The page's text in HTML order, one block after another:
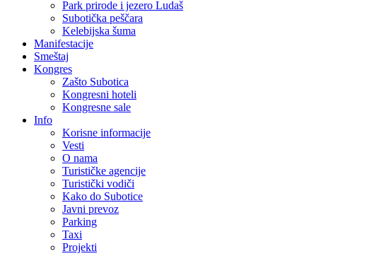
Park prirode i jezero Ludaš
Subotička peščara
Kelebijska šuma
Manifestacije
Smeštaj
Kongres
Zašto Subotica
Kongresni hoteli
Kongresne sale
Info
Korisne informacije
Vesti
O nama
Turističke agencije
Turistički vodiči
Kako do Subotice
Javni prevoz
Parking
Taxi
Projekti